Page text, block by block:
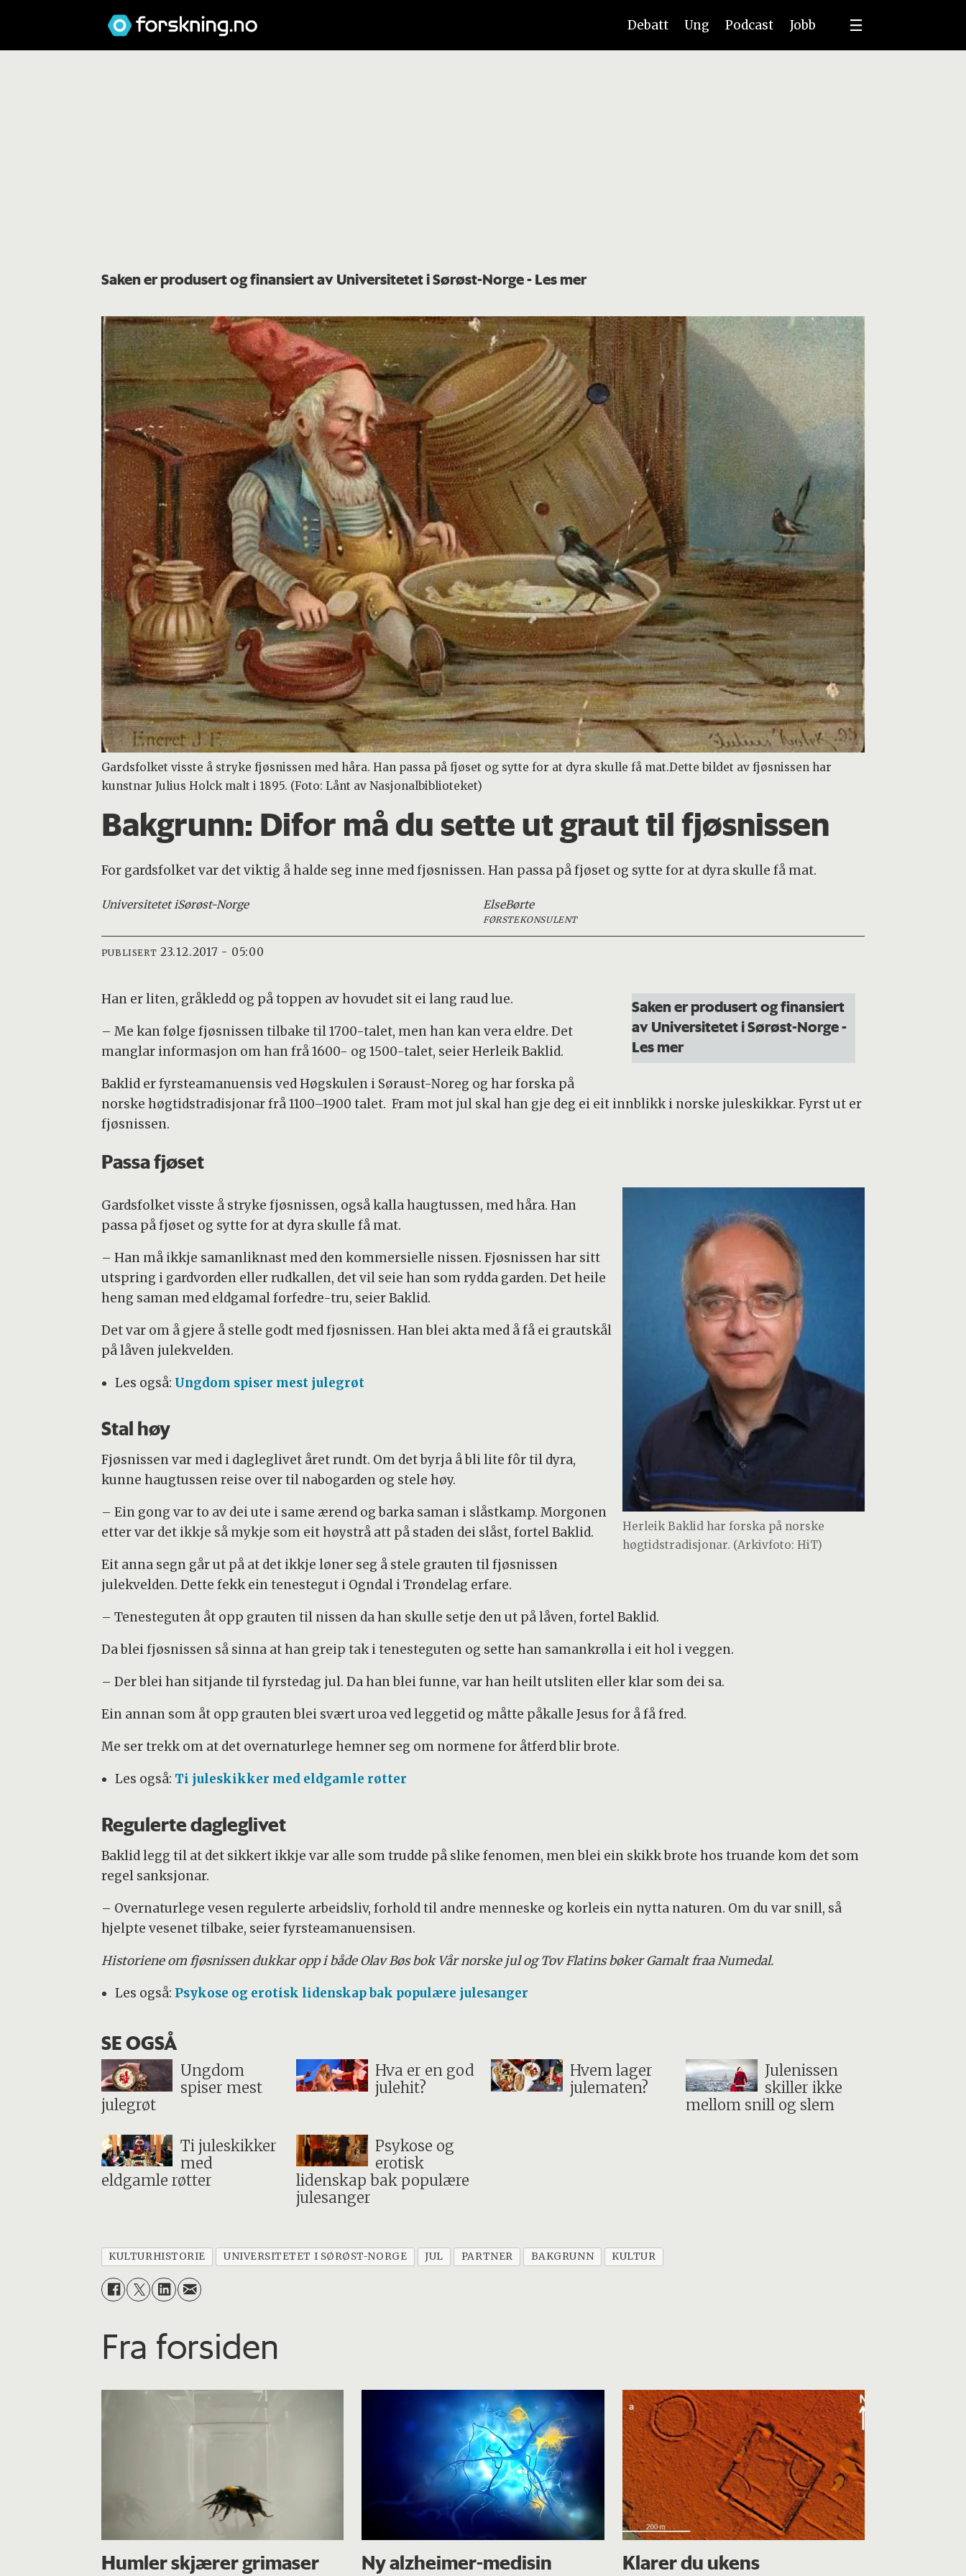
Debatt Ung Podcast Jobb
Saken er produsert og finansiert av Universitetet i Sørøst-Norge- Les mer
Gardsfolket visste å stryke fjøsnissen med håra. Han passa på fjøset og sytte for at dyra skulle få mat.Dette bildet av fjøsnissen har
kunstnar Julius Holck malt i 1895. (Foto: Lånt av Nasjonalbiblioteket)
Bakgrunn: Difor må du sette ut graut til fjøsnissen
For gardsfolket var det viktig å halde seg inne med fjøsnissen. Han passa på fjøset og sytte for at dyra skulle få mat.
Universitetet iSørøst-Norge ElseBørte
FØRSTEKONSULENT
PUBLISERT 23.12.2017 - 05:00
Saken er produsert og finansiert
av Universitetet i Sørøst-Norge-
Les mer
Han er liten, gråkledd og på toppen av hovudet sit ei lang raud lue.
– Me kan følge fjøsnissen tilbake til 1700-talet, men han kan vera eldre. Det
manglar informasjon om han frå 1600- og 1500-talet, seier Herleik Baklid.
Baklid er fyrsteamanuensis ved Høgskulen i Søraust-Noreg og har forska på
norske høgtidstradisjonar frå 1100–1900 talet. Fram mot jul skal han gje deg ei eit innblikk i norske juleskikkar. Fyrst ut er
fjøsnissen.
Passa fjøset
Herleik Baklid har forska på norske
høgtidstradisjonar. (Arkivfoto: HiT)
Gardsfolket visste å stryke fjøsnissen, også kalla haugtussen, med håra. Han
passa på fjøset og sytte for at dyra skulle få mat.
– Han må ikkje samanliknast med den kommersielle nissen. Fjøsnissen har sitt
utspring i gardvorden eller rudkallen, det vil seie han som rydda garden. Det heile
heng saman med eldgamal forfedre-tru, seier Baklid.
Det var om å gjere å stelle godt med fjøsnissen. Han blei akta med å få ei grautskål
på låven julekvelden.
Les også: Ungdom spiser mest julegrøt
Stal høy
Fjøsnissen var med i dagleglivet året rundt. Om det byrja å bli lite fôr til dyra,
kunne haugtussen reise over til nabogarden og stele høy.
– Ein gong var to av dei ute i same ærend og barka saman i slåstkamp. Morgonen
etter var det ikkje så mykje som eit høystrå att på staden dei slåst, fortel Baklid.
Eit anna segn går ut på at det ikkje løner seg å stele grauten til fjøsnissen
julekvelden. Dette fekk ein tenestegut i Ogndal i Trøndelag erfare.
– Tenesteguten åt opp grauten til nissen da han skulle setje den ut på låven, fortel Baklid.
Da blei fjøsnissen så sinna at han greip tak i tenesteguten og sette han samankrølla i eit hol i veggen.
– Der blei han sitjande til fyrstedag jul. Da han blei funne, var han heilt utsliten eller klar som dei sa.
Ein annan som åt opp grauten blei svært uroa ved leggetid og måtte påkalle Jesus for å få fred.
Me ser trekk om at det overnaturlege hemner seg om normene for åtferd blir brote.
Les også: Ti juleskikker med eldgamle røtter
Regulerte dagleglivet
Baklid legg til at det sikkert ikkje var alle som trudde på slike fenomen, men blei ein skikk brote hos truande kom det som
regel sanksjonar.
– Overnaturlege vesen regulerte arbeidsliv, forhold til andre menneske og korleis ein nytta naturen. Om du var snill, så
hjelpte vesenet tilbake, seier fyrsteamanuensisen.
Historiene om fjøsnissen dukkar opp i både Olav Bøs bok Vår norske jul og Tov Flatins bøker Gamalt fraa Numedal.
Les også: Psykose og erotisk lidenskap bak populære julesanger
SE OGSÅ
Ungdom
spiser mest
julegrøt
Hva er en god
julehit?
Hvem lager
julematen?
Julenissen
skiller ikke
mellom snill og slem
Ti juleskikker
med
eldgamle røtter
Psykose og
erotisk
lidenskap bak populære
julesanger
KULTURHISTORIE UNIVERSITETET I SØRØST-NORGE JUL PARTNER BAKGRUNN KULTUR
Fra forsiden
Humler skjærer grimaser
Ny alzheimer-medisin
Klarer du ukens